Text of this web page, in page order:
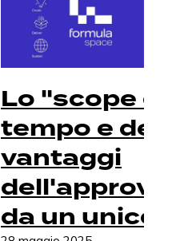
Lo "scope
tempo e
vantaggi
da un unico